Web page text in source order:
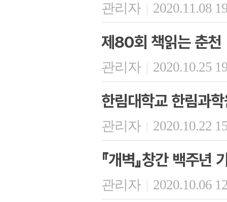
관리자 | 2020.11.08
제80회 책읽는 춘천
관리자 | 2020.10.25
한림대학교 한림과
관리자 | 2020.10.22
『개벽』창간 백주년
관리자 | 2020.10.06